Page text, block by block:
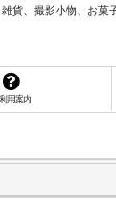
貨、撮影小物、お菓
用案内